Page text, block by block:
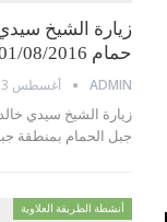
زيارة الشيخ
حمام 01/08/2016
ADMIN أغسطس 3, 2026
جبل الحمام بمنطقة
أنشطة الطريقة العلاوية